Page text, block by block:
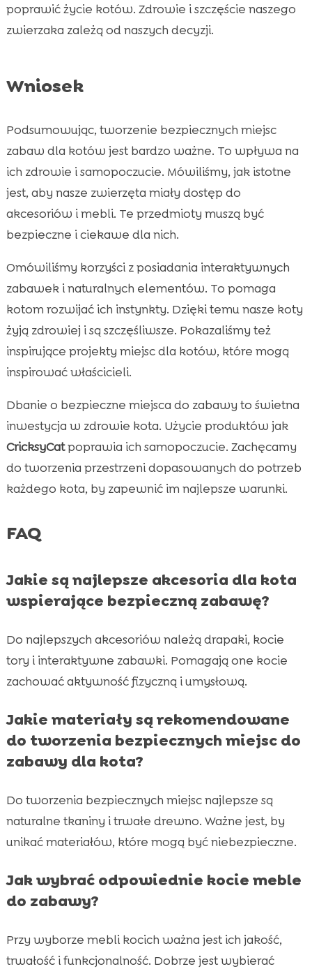
poprawić życie kotów. Zdrowie i szczęście naszego
zwierzaka zależą od naszych decyzji.
Wniosek
Podsumowując, tworzenie bezpiecznych miejsc
zabaw dla kotów jest bardzo ważne. To wpływa na
ich zdrowie i samopoczucie. Mówiliśmy, jak istotne
jest, aby nasze zwierzęta miały dostęp do
akcesoriów i mebli. Te przedmioty muszą być
bezpieczne i ciekawe dla nich.
Omówiliśmy korzyści z posiadania interaktywnych
zabawek i naturalnych elementów. To pomaga
kotom rozwijać ich instynkty. Dzięki temu nasze koty
żyją zdrowiej i są szczęśliwsze. Pokazaliśmy też
inspirujące projekty miejsc dla kotów, które mogą
inspirować właścicieli.
Dbanie o bezpieczne miejsca do zabawy to świetna
inwestycja w zdrowie kota. Użycie produktów jak
CricksyCatpoprawia ich samopoczucie. Zachęcamy
do tworzenia przestrzeni dopasowanych do potrzeb
każdego kota, by zapewnić im najlepsze warunki.
FAQ
Jakie są najlepsze akcesoria dla kota
wspierające bezpieczną zabawę?
Do najlepszych akcesoriów należą drapaki, kocie
tory i interaktywne zabawki. Pomagają one kocie
zachować aktywność fizyczną i umysłową.
Jakie materiały są rekomendowane
do tworzenia bezpiecznych miejsc do
zabawy dla kota?
Do tworzenia bezpiecznych miejsc najlepsze są
naturalne tkaniny i trwałe drewno. Ważne jest, by
unikać materiałów, które mogą być niebezpieczne.
Jak wybrać odpowiednie kocie meble
do zabawy?
Przy wyborze mebli kocich ważna jest ich jakość,
trwałość i funkcjonalność. Dobrze jest wybierać